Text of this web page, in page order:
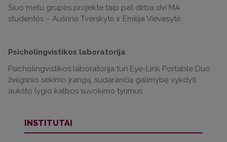
Šiuo metu grupės projekte taip pat dirba dvi MA
studentės – Aušrinė Tverskytė ir Emilija Vievesytė.
Psicholingvistikos laboratorija
Psicholingvistikos laboratorija turi Eye-Link Portable Duo
žvilgsnio sekimo įrangą, sudarančią galimybę vykdyti
aukšto lygio kalbos suvokimo tyrimus.
INSTITUTAI